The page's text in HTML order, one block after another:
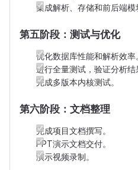
集成解析、存储和前后端模
第五阶段：测试与优化
优化数据库性能和解析效率
进行全量测试，验证分析结
完成多版本内核测试。
第六阶段：文档整理
完成项目文档撰写。
PPT演示文档交付。
演示视频录制。